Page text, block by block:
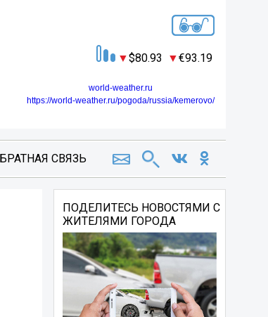
80.93 93.19
world-weather.ru
https://world-weather.ru/pogoda/russia/kemerovo/
СВЯЗЬ
ПОДЕЛИТЕСЬ НОВОСТЯМИ С
ЖИТЕЛЯМИ ГОРОДА